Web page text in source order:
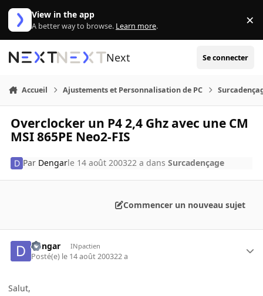
Aller au contenu
View in the app
A better way to browse. Learn more. ×
Next Se connecter
Accueil Ajustements et Personnalisation de PC
Overclocker un P4 2,4 Ghz avec une CM
MSI 865PE Neo2-FIS
Par Dengarle 14 août 200322 a dansSurcadençage
Commencer un nouveau sujet
Dengar INpactien
Posté(e) le 14 août 200322 a
Salut,